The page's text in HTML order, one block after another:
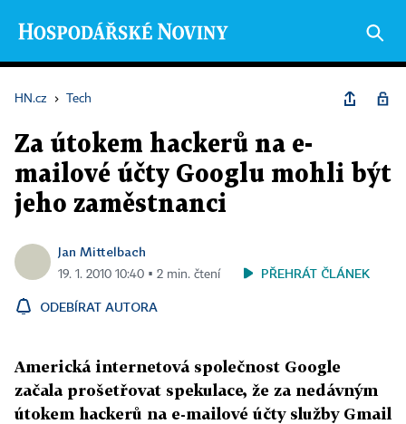
HN.cz › Tech
Za útokem hackerů na e-
mailové účty Googlu mohli být
jeho zaměstnanci
Jan Mittelbach
19. 1. 2010 10:40 ▪ 2 min. čtení PŘEHRÁT ČLÁNEK
ODEBÍRAT AUTORA
Americká internetová společnost Google
začala prošetřovat spekulace, že za nedávným
útokem hackerů na e-mailové účty služby Gmail